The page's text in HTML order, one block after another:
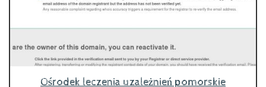
Ośrodek leczenia uzależnień pomorskie